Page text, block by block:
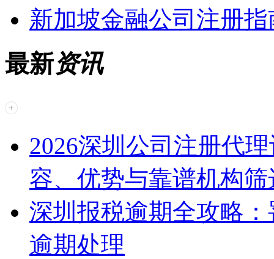
新加坡金融公司注册
最新资讯
2026深圳公司注册代
容、优势与靠谱机构筛
深圳报税逾期全攻略
逾期处理